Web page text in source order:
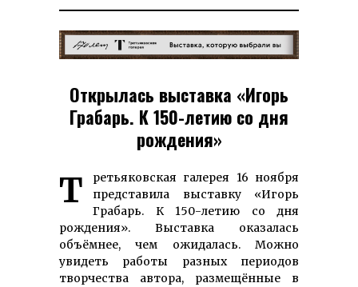
Открылась выставка «Игорь
Грабарь. К 150-летию со дня
рождения»
Третьяковская галерея 16 ноября
представила выставку «Игорь
Грабарь. К 150-летию со дня
рождения». Выставка оказалась
объёмнее, чем ожидалась. Можно
увидеть работы разных периодов
творчества автора, размещённые в